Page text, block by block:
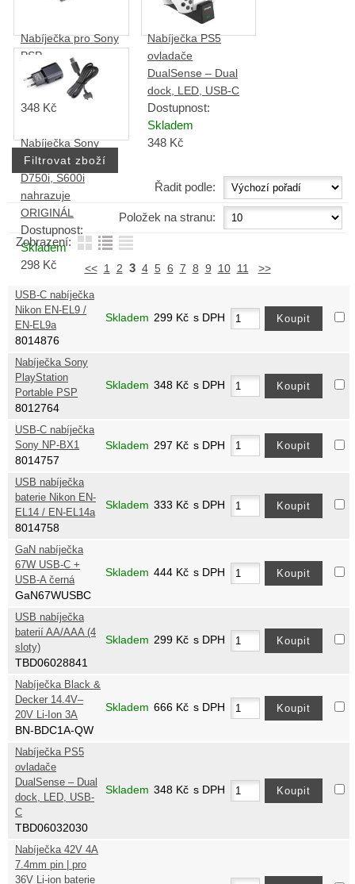
Nabíječka pro Sony
PSP
Dostupnost:
Skladem
348 Kč
Nabíječka PS5
ovladače
DualSense – Dual
dock, LED, USB-C
Dostupnost:
Skladem
348 Kč
Nabíječka Sony
Ericsson K750i,
D750i, S600i
nahrazuje
ORIGINÁL
Dostupnost:
Skladem
298 Kč
Řadit podle:
Položek na stranu:
Zobrazení:
<< 1 2 3 4 5 6 7 8 9 10 11 >>
USB-C nabíječka
Nikon EN-EL9 /
EN-EL9a
8014876
Skladem 299 Kč s DPH
Nabíječka Sony
PlayStation
Portable PSP
8012764
Skladem 348 Kč s DPH
USB-C nabíječka
Sony NP-BX1
8014757
Skladem 297 Kč s DPH
USB nabíječka
baterie Nikon EN-
EL14 / EN-EL14a
8014758
Skladem 333 Kč s DPH
GaN nabíječka
67W USB-C +
USB-A černá
GaN67WUSBC
Skladem 444 Kč s DPH
USB nabíječka
baterií AA/AAA (4
sloty)
TBD06028841
Skladem 299 Kč s DPH
Nabíječka Black &
Decker 14.4V–
20V Li-Ion 3A
BN-BDC1A-QW
Skladem 666 Kč s DPH
Nabíječka PS5
ovladače
DualSense – Dual
dock, LED, USB-
C
TBD06032030
Skladem 348 Kč s DPH
Nabíječka 42V 4A
7.4mm pin | pro
36V Li-ion baterie